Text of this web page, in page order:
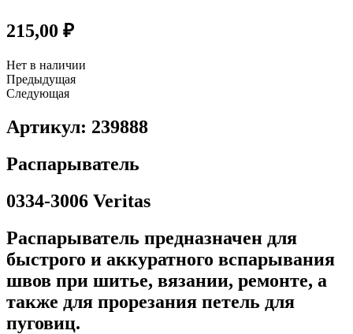
215,00 ₽
Нет в наличии
Предыдущая
Следующая
Артикул: 239888
Распарыватель
0334-3006 Veritas
Распарыватель предназначен для
быстрого и аккуратного вспарывания
швов при шитье, вязании, ремонте, а
также для прорезания петель для
пуговиц.